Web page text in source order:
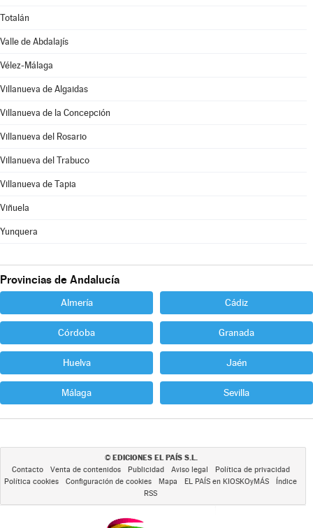
Totalán
Valle de Abdalajís
Vélez-Málaga
Villanueva de Algaidas
Villanueva de la Concepción
Villanueva del Rosario
Villanueva del Trabuco
Villanueva de Tapia
Viñuela
Yunquera
Provincias de Andalucía
Almería Cádiz
Córdoba Granada
Huelva Jaén
Málaga Sevilla
© EDICIONES EL PAÍS S.L.
Contacto Venta de contenidos Publicidad Aviso legal
Política de privacidad
Política cookies
Configuración de cookies Mapa EL PAÍS en KIOSKOyMÁS
Índice
RSS